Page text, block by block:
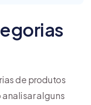
de produtos
analisar alguns